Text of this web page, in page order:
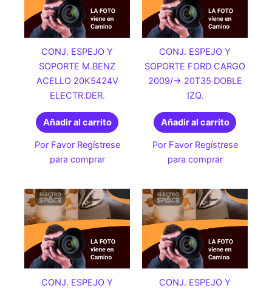
CONJ. ESPEJO Y
SOPORTE M.BENZ
ACELLO 20K5424V
ELECTR.DER.
Añadir al carrito
Por Favor Regístrese
para comprar
CONJ. ESPEJO Y
SOPORTE FORD CARGO
2009/-> 20T35 DOBLE
IZQ.
Añadir al carrito
Por Favor Regístrese
para comprar
CONJ. ESPEJO Y
CONJ. ESPEJO Y